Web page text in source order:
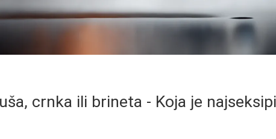
crnka ili brineta - Koja je